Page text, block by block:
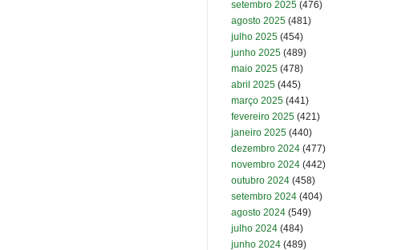
setembro 2025 (476)
agosto 2025 (481)
julho 2025 (454)
junho 2025 (489)
maio 2025 (478)
abril 2025 (445)
março 2025 (441)
fevereiro 2025 (421)
janeiro 2025 (440)
dezembro 2024 (477)
novembro 2024 (442)
outubro 2024 (458)
setembro 2024 (404)
agosto 2024 (549)
julho 2024 (484)
junho 2024 (489)